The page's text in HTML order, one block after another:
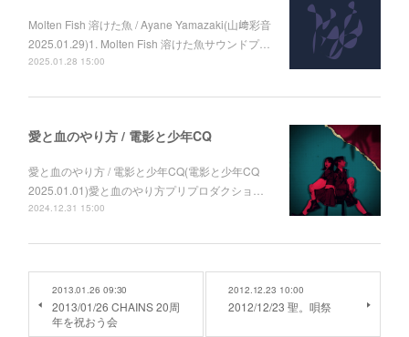
Molten Fish 溶けた魚 / Ayane Yamazaki(山﨑彩音
2025.01.29)1. Molten Fish 溶けた魚サウンドプ…
2025.01.28 15:00
愛と血のやり方 / 電影と少年CQ
愛と血のやり方 / 電影と少年CQ(電影と少年CQ
2025.01.01)愛と血のやり方プリプロダクショ…
2024.12.31 15:00
2013.01.26 09:30
2013/01/26 CHAINS 20周
年を祝おう会
2012.12.23 10:00
2012/12/23 聖。唄祭